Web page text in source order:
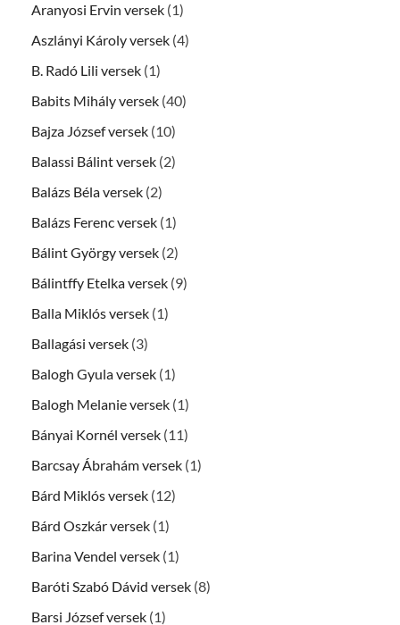
Aranyosi Ervin versek (1)
Aszlányi Károly versek (4)
B. Radó Lili versek (1)
Babits Mihály versek (40)
Bajza József versek (10)
Balassi Bálint versek (2)
Balázs Béla versek (2)
Balázs Ferenc versek (1)
Bálint György versek (2)
Bálintffy Etelka versek (9)
Balla Miklós versek (1)
Ballagási versek (3)
Balogh Gyula versek (1)
Balogh Melanie versek (1)
Bányai Kornél versek (11)
Barcsay Ábrahám versek (1)
Bárd Miklós versek (12)
Bárd Oszkár versek (1)
Barina Vendel versek (1)
Baróti Szabó Dávid versek (8)
Barsi József versek (1)